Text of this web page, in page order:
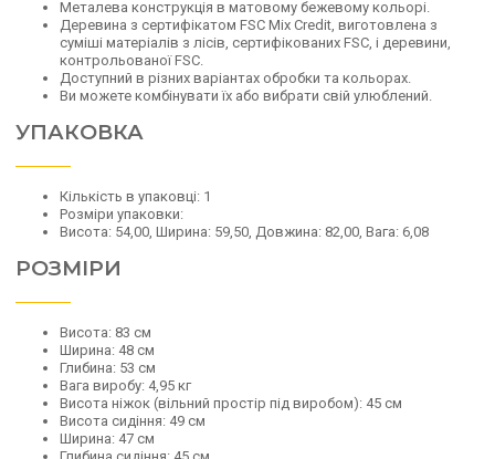
Металева конструкція в матовому бежевому кольорі.
Деревина з сертифікатом FSC Mix Credit, виготовлена з
суміші матеріалів з лісів, сертифікованих FSC, і деревини,
контрольованої FSC.
Доступний в різних варіантах обробки та кольорах.
Ви можете комбінувати їх або вибрати свій улюблений.
УПАКОВКА
Кількість в упаковці: 1
Розміри упаковки:
Висота: 54,00, Ширина: 59,50, Довжина: 82,00, Вага: 6,08
РОЗМІРИ
Висота: 83 см
Ширина: 48 см
Глибина: 53 см
Вага виробу: 4,95 кг
Висота ніжок (вільний простір під виробом): 45 см
Висота сидіння: 49 см
Ширина: 47 см